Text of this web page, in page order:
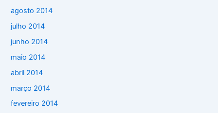
agosto 2014
julho 2014
junho 2014
maio 2014
abril 2014
março 2014
fevereiro 2014